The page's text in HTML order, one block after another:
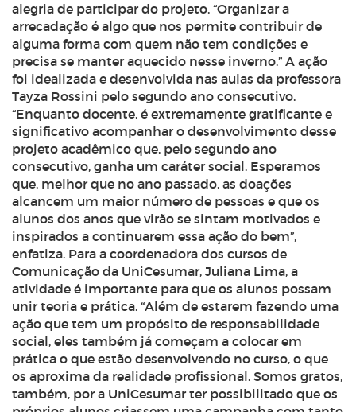
alegria de participar do projeto. “Organizar a
arrecadação é algo que nos permite contribuir de
alguma forma com quem não tem condições e
precisa se manter aquecido nesse inverno.” A ação
foi idealizada e desenvolvida nas aulas da professora
Tayza Rossini pelo segundo ano consecutivo.
“Enquanto docente, é extremamente gratificante e
significativo acompanhar o desenvolvimento desse
projeto acadêmico que, pelo segundo ano
consecutivo, ganha um caráter social. Esperamos
que, melhor que no ano passado, as doações
alcancem um maior número de pessoas e que os
alunos dos anos que virão se sintam motivados e
inspirados a continuarem essa ação do bem”,
enfatiza. Para a coordenadora dos cursos de
Comunicação da UniCesumar, Juliana Lima, a
atividade é importante para que os alunos possam
unir teoria e prática. “Além de estarem fazendo uma
ação que tem um propósito de responsabilidade
social, eles também já começam a colocar em
prática o que estão desenvolvendo no curso, o que
os aproxima da realidade profissional. Somos gratos,
também, por a UniCesumar ter possibilitado que os